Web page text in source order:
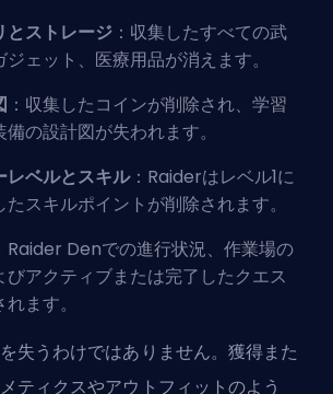
とストレージ ：収集したすべての武
ェット、医療用品が消えます。
：収集したコインが削除され、学習
の設計図が失われます。
レベルとスキル：Raiderはレベル1に
スキルポイントが削除されます。
Raider Denでの進行状況、作業場の
びアクティブまたは完了したクエス
ます。
失うわけではありません。獲得また
ティクスやアウトフィットのよう